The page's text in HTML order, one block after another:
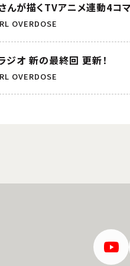
んが描くTVアニメ連動4コ
OVERDOSE
ジオ 新の最終回 更新！
OVERDOSE